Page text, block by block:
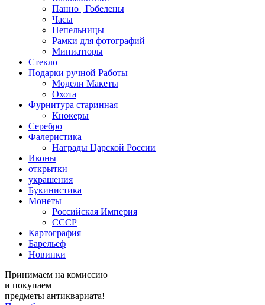
Панно | Гобелены
Часы
Пепельницы
Рамки для фотографий
Миниатюры
Стекло
Подарки ручной Работы
Модели Макеты
Охота
Фурнитура старинная
Кнокеры
Серебро
Фалеристика
Награды Царской России
Иконы
открытки
украшения
Букинистика
Монеты
Российская Империя
СССР
Картография
Барельеф
Новинки
Принимаем на комиссию
и покупаем
предметы антиквариата!